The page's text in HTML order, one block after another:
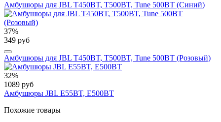
Амбушюры для JBL T450BT, T500BT, Tune 500BT (Синий)
37%
349 руб
Амбушюры для JBL T450BT, T500BT, Tune 500BT (Розовый)
32%
1089 руб
Амбушюры JBL E55BT, E500BT
Похожие товары